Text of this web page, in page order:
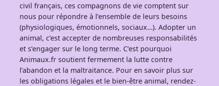
civil français, ces compagnons de vie comptent sur
nous pour répondre à l’ensemble de leurs besoins
(physiologiques, émotionnels, sociaux…). Adopter un
animal, c’est accepter de nombreuses responsabilités
et s’engager sur le long terme. C’est pourquoi
Animaux.fr soutient fermement la lutte contre
l’abandon et la maltraitance. Pour en savoir plus sur
les obligations légales et le bien-être animal, rendez-